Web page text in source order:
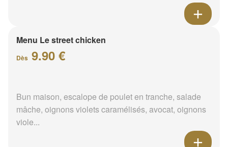
Menu Le street chicken
Dès 9.90 €
Bun maison, escalope de poulet en tranche, salade
mâche, oignons violets caramélisés, avocat, oignons
viole...